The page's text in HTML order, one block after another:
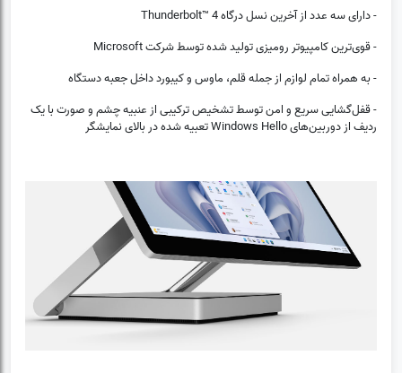
- دارای سه عدد از آخرین نسل درگاه Thunderbolt™ 4
- قوی‌ترین کامپیوتر رومیزی تولید شده توسط شرکت Microsoft
- به همراه تمام لوازم از جمله قلم، ماوس و کیبورد داخل جعبه دستگاه
- قفل‌گشایی سریع و امن توسط تشخیص ترکیبی از عنبیه چشم و صورت با یک
ردیف از دوربین‌های Windows Hello تعبیه شده در بالای نمایشگر